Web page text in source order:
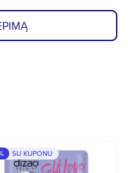
SU KUPONU